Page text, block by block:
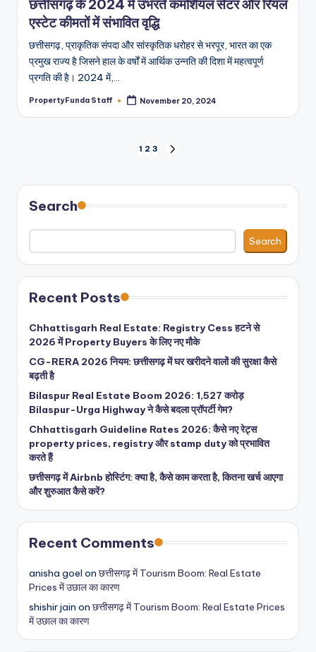
छत्तीसगढ़ के 2024 में उभरते कमर्शियल सेंटर और रियल
एस्टेट कीमतों में संभावित वृद्धि
छत्तीसगढ़, प्राकृतिक संपदा और सांस्कृतिक धरोहर से भरपूर, भारत का एक
प्रमुख राज्य है जिसने हाल के वर्षों में आर्थिक उन्नति की दिशा में महत्वपूर्ण
प्रगति की है। 2024 में,…
Posted
PropertyFunda Staff November 20, 2024
pagination
1 2 3
Search
Search
Recent Posts
Chhattisgarh Real Estate: Registry Cess हटने से
2026 में Property Buyers के लिए नए मौके
CG-RERA 2026 नियम: छत्तीसगढ़ में घर खरीदने वालों की सुरक्षा कैसे
बढ़ती है
Bilaspur Real Estate Boom 2026: 1,527 करोड़
Bilaspur-Urga Highway ने कैसे बदला प्रॉपर्टी गेम?
Chhattisgarh Guideline Rates 2026: कैसे नए रेट्स
property prices, registry और stamp duty को प्रभावित
करते हैं
छत्तीसगढ़ में Airbnb होस्टिंग: क्या है, कैसे काम करता है, कितना खर्च आएगा
और शुरुआत कैसे करें?
Recent Comments
anisha goel on छत्तीसगढ़ में Tourism Boom: Real Estate
Prices में उछाल का कारण
shishir jain on छत्तीसगढ़ में Tourism Boom: Real Estate Prices
में उछाल का कारण